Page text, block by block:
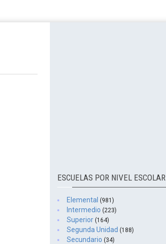
ESCUELAS POR NIVEL ESCOLAR
Elemental (981)
Intermedio (223)
Superior (164)
Segunda Unidad (188)
Secundario (34)